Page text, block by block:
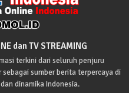
dan TV STREAMING
terkini dari seluruh penjuru
sumber berita terpercaya di
dinamika Indonesia.